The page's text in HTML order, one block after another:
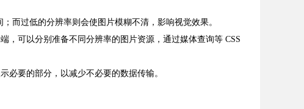
而过低的分辨率则会使图片模糊不清，影响视觉效果。
，可以分别准备不同分辨率的图片资源，通过媒体查询等 CSS
必要的部分，以减少不必要的数据传输。